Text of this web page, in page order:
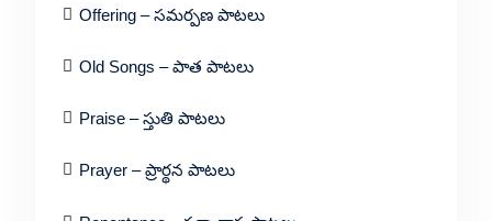
Offering – సమర్పణ పాటలు
Old Songs – పాత పాటలు
Praise – స్తుతి పాటలు
Prayer – ప్రార్థన పాటలు